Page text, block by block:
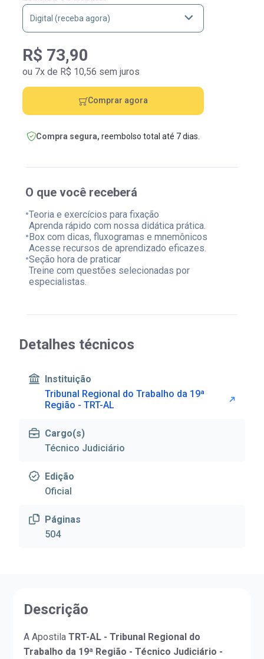
O que você receberá
•Teoria e exercícios para fixação
Aprenda rápido com nossa didática prática.
•Box com dicas, fluxogramas e mnemônicos
Acesse recursos de aprendizado eficazes.
•Seção hora de praticar
Treine com questões selecionadas por
especialistas.
R$ 73,90
ou 7x de R$ 10,56 sem juros
Comprar agora
Compra segura, reembolso total até 7 dias.
Detalhes técnicos
Instituição
Tribunal Regional do Trabalho da 19ª
Região - TRT-AL
Cargo(s)
Técnico Judiciário
Edição
Oficial
Páginas
504
Descrição
A ApostilaTRT-AL - Tribunal Regional do
Trabalho da 19ª Região - Técnico Judiciário -